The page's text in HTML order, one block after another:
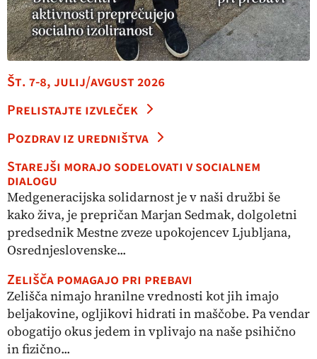
Št. 7-8, julij/avgust 2026
Prelistajte izvleček
Pozdrav iz uredništva
Starejši morajo sodelovati v socialnem
dialogu
Medgeneracijska solidarnost je v naši družbi še
kako živa, je prepričan Marjan Sedmak, dolgoletni
predsednik Mestne zveze upokojencev Ljubljana,
Osrednjeslovenske...
Zelišča pomagajo pri prebavi
Zelišča nimajo hranilne vrednosti kot jih imajo
beljakovine, ogljikovi hidrati in maščobe. Pa vendar
obogatijo okus jedem in vplivajo na naše psihično
in fizično...